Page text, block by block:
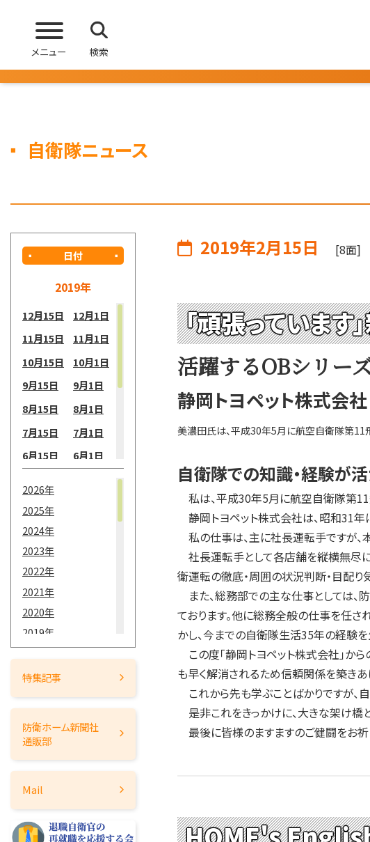
メニュー 検索
自衛隊ニュース
日付
2019年
12月15日
12月1日
11月15日
11月1日
10月15日
10月1日
9月15日
9月1日
8月15日
8月1日
7月15日
7月1日
6月15日
6月1日
3月15日
2月15日
1月15日
2026年
2025年
2024年
2023年
2022年
2021年
2020年
2019年
2018年
2017年
2014年
2012年
2011年
2009年
特集記事
防衛ホーム新聞社
通販部
Mail
2019年2月15日 [8面]
「頑張っています
活躍するOBシリー
静岡トヨペット株式会
美濃田氏は、平成30年5月に航空自衛隊第
自衛隊での知識・経験が
私は、平成30年5月に航空自衛隊第11
静岡トヨペット株式会社は、昭和31
私の仕事は、主に社長運転手ですが、
社長運転手として各店舗を縦横無尽
衛運転の徹底・周囲の状況判断・目配り
また、総務部での主な仕事としては、
ております。他に総務全般の仕事を任さ
かし、今までの自衛隊生活35年の経験
この度「静岡トヨペット株式会社」か
も早く解消されるため信頼関係を築きあ
これから先も学ぶことばかりですが、
是非これをきっかけに、大きな架け橋
最後に皆様のますますのご健闘をお祈